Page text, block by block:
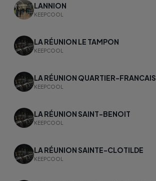
LANNION
KEEPCOOL
LA RÉUNION LE TAMPON
KEEPCOOL
LA RÉUNION QUARTIER-FRANCAIS
KEEPCOOL
LA RÉUNION SAINT-BENOIT
KEEPCOOL
LA RÉUNION SAINTE-CLOTILDE
KEEPCOOL